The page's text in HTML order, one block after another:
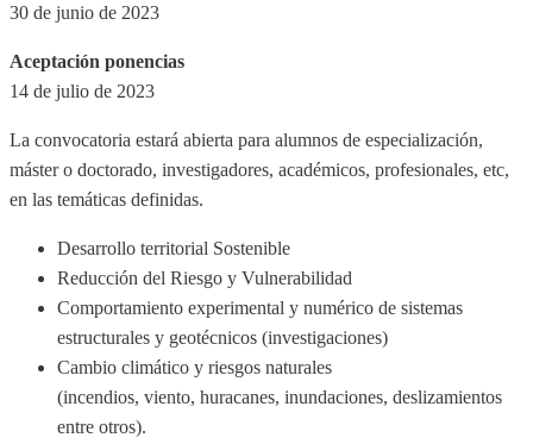
30 de junio de 2023
Aceptación ponencias
14 de julio de 2023
La convocatoria estará abierta para alumnos de especialización,
máster o doctorado, investigadores, académicos, profesionales, etc,
en las temáticas definidas.
Desarrollo territorial Sostenible
Reducción del Riesgo y Vulnerabilidad
Comportamiento experimental y numérico de sistemas
estructurales y geotécnicos (investigaciones)
Cambio climático y riesgos naturales
(incendios, viento, huracanes, inundaciones, deslizamientos
entre otros).